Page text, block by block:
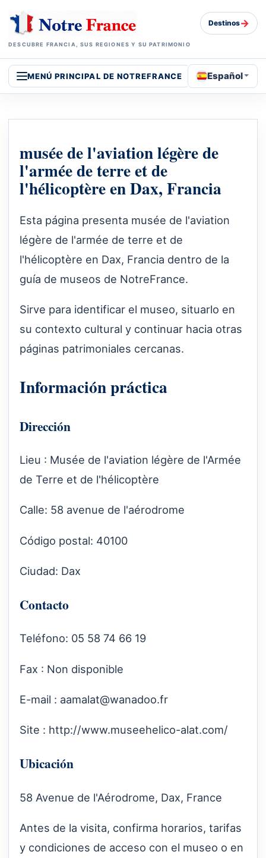
DESCUBRE FRANCIA, SUS REGIONES Y SU PATRIMONIO
Destinos→
MENÚ PRINCIPAL DE NOTREFRANCE Español
musée de l'aviation légère de
l'armée de terre et de
l'hélicoptère en Dax, Francia
Esta página presenta musée de l'aviation
légère de l'armée de terre et de
l'hélicoptère en Dax, Francia dentro de la
guía de museos de NotreFrance.
Sirve para identificar el museo, situarlo en
su contexto cultural y continuar hacia otras
páginas patrimoniales cercanas.
Información práctica
Dirección
Lieu : Musée de l'aviation légère de l'Armée
de Terre et de l'hélicoptère
Calle: 58 avenue de l'aérodrome
Código postal: 40100
Ciudad: Dax
Contacto
Teléfono: 05 58 74 66 19
Fax : Non disponible
E-mail : aamalat@wanadoo.fr
Site : http://www.museehelico-alat.com/
Ubicación
58 Avenue de l'Aérodrome, Dax, France
Antes de la visita, confirma horarios, tarifas
y condiciones de acceso con el museo o en